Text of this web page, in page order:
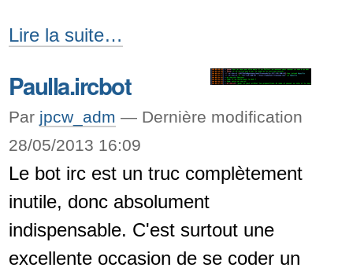
Keep
Eyes
Open
de
la
F.I.D.H.
Fédération
Internationale
Lire la suite…
Paulla.ircbot
Par jpcw_adm — Dernière modification
28/05/2013 16:09
Le bot irc est un truc complètement
inutile, donc absolument
indispensable. C'est surtout une
excellente occasion de se coder un